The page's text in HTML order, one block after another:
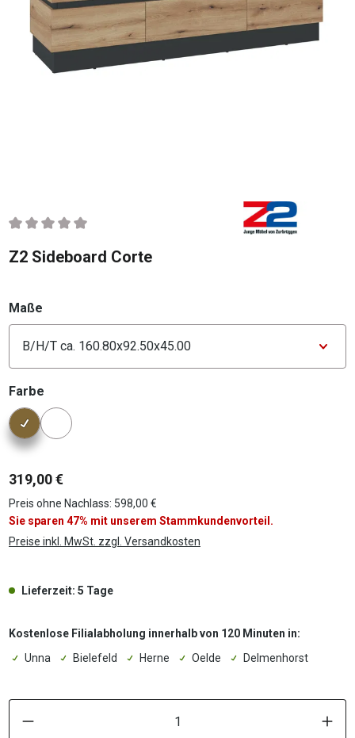
Durchschnittliche Bewertung von 0 von 5 Sternen
Z2 Sideboard Corte
Maße
Farbe
Konfigurator Farbe
319,00 €
Preis ohne Nachlass: 598,00 €
Sie sparen 47% mit unserem Stammkundenvorteil.
Preise inkl. MwSt. zzgl. Versandkosten
Lieferzeit: 5 Tage
Kostenlose Filialabholung innerhalb von 120 Minuten in:
Unna
Bielefeld Herne Oelde Delmenhorst